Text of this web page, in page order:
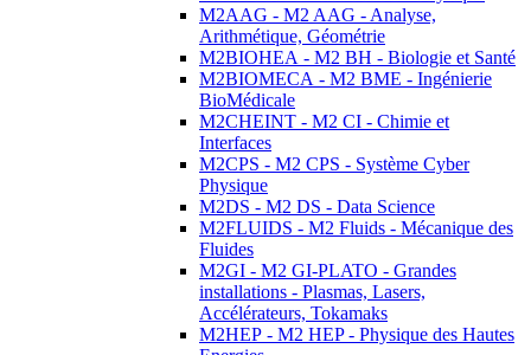
M2AAG - M2 AAG - Analyse,
Arithmétique, Géométrie
M2BIOHEA - M2 BH - Biologie et Santé
M2BIOMECA - M2 BME - Ingénierie
BioMédicale
M2CHEINT - M2 CI - Chimie et
Interfaces
M2CPS - M2 CPS - Système Cyber
Physique
M2DS - M2 DS - Data Science
M2FLUIDS - M2 Fluids - Mécanique des
Fluides
M2GI - M2 GI-PLATO - Grandes
installations - Plasmas, Lasers,
Accélérateurs, Tokamaks
M2HEP - M2 HEP - Physique des Hautes